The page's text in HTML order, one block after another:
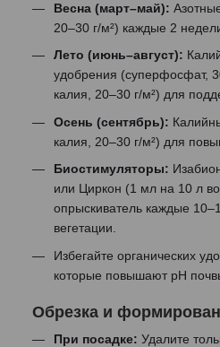
Весна (март–май):
20–30 г/м²) каждые 2
Лето (июнь–август):
удобрения (суперфосфат,
калия, 20–30 г/м²) для
Осень (сентябрь):
калия, 20–30 г/м²) для
Биостимуляторы:
или Циркон (1 мл на 10 л
опрыскиватель каждые
вегетации.
Избегайте органических
которые повышают pH
Обрезка и
При посадке: Удалите